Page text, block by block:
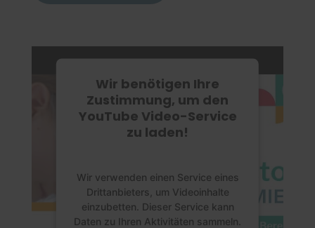
Wir benötigen Ihre
Zustimmung, um den
YouTube Video-Service
zu laden!
Wir verwenden einen Service eines
Drittanbieters, um Videoinhalte
einzubetten. Dieser Service kann
Daten zu Ihren Aktivitäten sammeln.